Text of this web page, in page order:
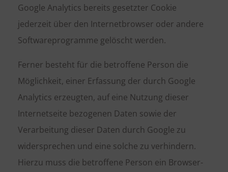
Google Analytics bereits gesetzter Cookie
jederzeit über den Internetbrowser oder andere
Softwareprogramme gelöscht werden.
Ferner besteht für die betroffene Person die
Möglichkeit, einer Erfassung der durch Google
Analytics erzeugten, auf eine Nutzung dieser
Internetseite bezogenen Daten sowie der
Verarbeitung dieser Daten durch Google zu
widersprechen und eine solche zu verhindern.
Hierzu muss die betroffene Person ein Browser-